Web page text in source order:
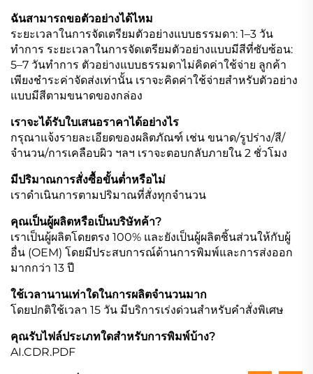
ฉันสามารถขอตัวอย่างได้ไหม
ระยะเวลาในการจัดเตรียมตัวอย่างแบบธรรมดา: 1–3 วัน
ทำการ ระยะเวลาในการจัดเตรียมตัวอย่างแบบมีสีที่ซับซ้อน:
5–7 วันทำการ ตัวอย่างแบบธรรมดาไม่คิดค่าใช้จ่าย ลูกค้า
เพียงชำระค่าจัดส่งเท่านั้น เราจะคิดค่าใช้จ่ายสำหรับตัวอย่าง
แบบมีสีตามขนาดของกล่อง
เราจะได้รับใบเสนอราคาได้อย่างไร
กรุณาแจ้งรายละเอียดของผลิตภัณฑ์ เช่น ขนาด/รูปร่าง/สี/
จำนวน/การเคลือบผิว ฯลฯ เราจะตอบกลับภายใน 2 ชั่วโมง
มีปริมาณการสั่งซื้อขั้นต่ำหรือไม่
เราดำเนินการตามปริมาณที่สั่งทุกจำนวน
คุณเป็นผู้ผลิตหรือเป็นบริษัทค้า?
เราเป็นผู้ผลิตโดยตรง 100% และยังเป็นผู้ผลิตชิ้นส่วนให้กับผู้
อื่น (OEM) โดยมีประสบการณ์ด้านการพิมพ์และการส่งออก
มากกว่า 13 ปี
ใช้เวลานานเท่าใดในการผลิตจำนวนมาก
โดยปกติใช้เวลา 15 วัน มีบริการเร่งด่วนสำหรับคำสั่งพิเศษ
คุณรับไฟล์ประเภทใดสำหรับการพิมพ์บ้าง?
AI.CDR.PDF